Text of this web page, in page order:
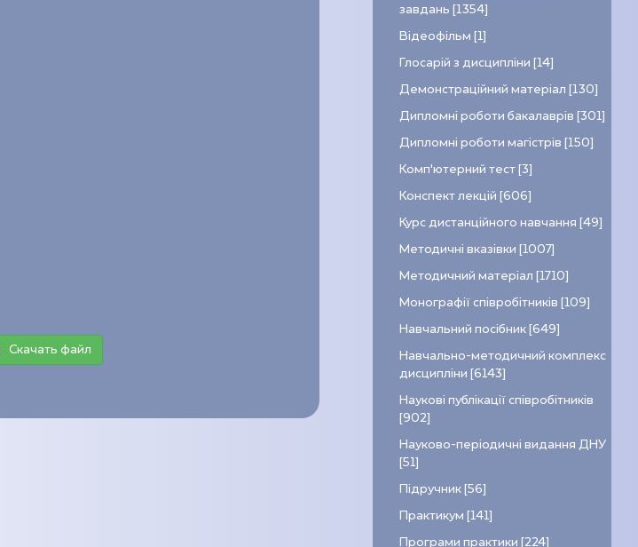
Скачать файл
завдань [1354]
Відеофільм [1]
Глосарій з дисципліни [14]
Демонстраційний матеріал [130]
Дипломні роботи бакалаврів [301]
Дипломні роботи магістрів [150]
Комп’ютерний тест [3]
Конспект лекцій [606]
Курс дистанційного навчання [49]
Методичні вказівки [1007]
Методичний матеріал [1710]
Монографії співробітників [109]
Навчальний посібник [649]
Навчально-методичний комплекс
дисципліни [6143]
Наукові публікації співробітників
[902]
Науково-періодичні видання ДНУ
[51]
Підручник [56]
Практикум [141]
Програми практики [224]